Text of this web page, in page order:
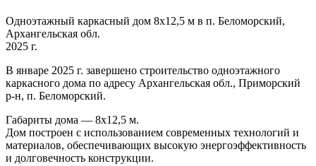
Одноэтажный каркасный дом 8х12,5 м в п. Беломорский,
Архангельская обл.
2025 г.
В январе 2025 г. завершено строительство одноэтажного
каркасного дома по адресу Архангельская обл., Приморский
р-н, п. Беломорский.
Габариты дома — 8х12,5 м.
Дом построен с использованием современных технологий и
материалов, обеспечивающих высокую энергоэффективность
и долговечность конструкции.